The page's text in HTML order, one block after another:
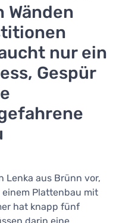
Wänden
nur ein
Gespür
Lenka aus Brünn vor,
Plattenbau mit
hat knapp fünf